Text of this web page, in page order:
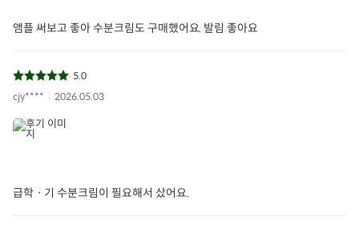
앰플 써보고 좋아 수분크림도 구매했어요. 발림 좋아요
5.0
cjy****
2026.05.03
급학ㆍ기 수분크림이 필요해서 샀어요.